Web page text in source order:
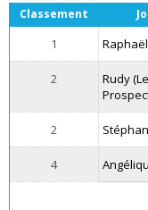
Classement
1
2
Rudy (Le
2
4